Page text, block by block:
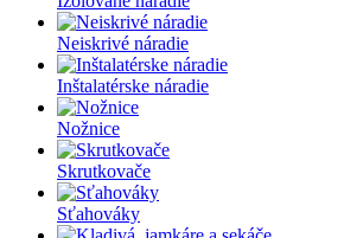
Neiskrivé náradie
Inštalatérske náradie
Nožnice
Skrutkovače
Sťahováky